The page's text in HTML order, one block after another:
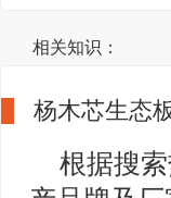
相关知识：
杨木芯生态
根据搜